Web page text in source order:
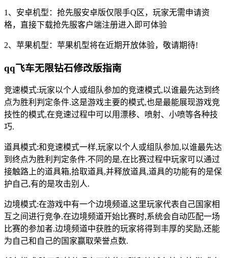
1、安卓机型：抢先服安卓版仅限手Q区，玩家无需申请资
格，直接下载抢先服客户端注册进入即可体验
2、苹果机型：苹果机型将在近期开放体验，敬请期待!
qq飞车无限钻石修改版指南
竞速模式:玩家以个人或组队参加的竞速模式,以谁最先达到终
点为胜利判定条件.这是游戏主要的模式,也是最能展现游戏竞
技性的模式,在竞速过程中可以用漂移、喷射、小喷等各种技
巧.
道具模式:和竞速模式一样,玩家以个人或组队参加,以谁最先达
到终点为胜利判定条件.不同的是,在比赛过程中玩家可以通过
接触路上的道具箱,拾取道具,并释放道具,道具的功能有的是保
护自己,有的是攻击别人.
边境模式:在游戏中有一个边境频道,这里玩家代表自己国家相
互之间进行竞争.在边境频道开始比赛时,系统会自动匹配一场
比赛的参加者.边境频道中获胜的玩家将得到丰厚的奖励,还能
为自己和自己的国家赢取荣誉点数.